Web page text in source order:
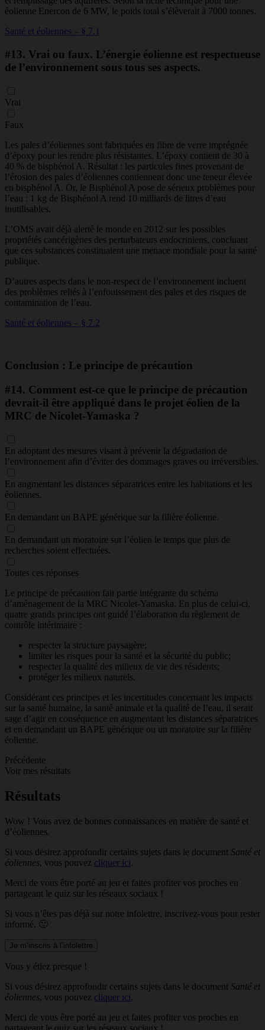
éolienne Enercon de 6 MW, le poids total s’élèverait à 7000 tonnes.
Santé et éoliennes – § 7.1
#13. Vrai ou faux. L’énergie éolienne est respectueuse
de l’environnement sous tous ses aspects.
Vrai
Faux
Les pales d’éoliennes sont fabriquées en fibre de verre imprégnée
d’époxy pour les rendre plus résistantes. L’époxy contient de 30 à
40 % de bisphénol A. Résultat : les particules fines provenant de
l’érosion des pales d’éoliennes contiennent donc une teneur élevée
en bisphénol A. Or, le Bisphénol A pose de sérieux problèmes pour
l’eau : 1 kg de Bisphénol A rend 10 milliards de litres d’eau
inutilisables.
L’OMS avait déjà alerté le monde en 2012 sur les possibles
propriétés cancérigènes des perturbateurs endocriniens, concluant
que ces substances constituaient une menace mondiale pour la santé
publique.
D’autres aspects dans le non-respect de l’environnement incluent
des problèmes reliés à l’enfouissement des pales et des risques de
contamination de l’eau.
Santé et éoliennes – § 7.2
Conclusion : Le principe de précaution
#14. Comment est-ce que le principe de précaution
devrait-il être appliqué dans le projet éolien de la
MRC de Nicolet-Yamaska ?
En adoptant des mesures visant à prévenir la dégradation de
l’environnement afin d’éviter des dommages graves ou irréversibles.
En augmentant les distances séparatrices entre les habitations et les
éoliennes.
En demandant un BAPE générique sur la filière éolienne.
En demandant un moratoire sur l’éolien le temps que plus de
recherches soient effectuées.
Toutes ces réponses
Le principe de précaution fait partie intégrante du schéma
d’aménagement de la MRC Nicolet-Yamaska. En plus de celui-ci,
quatre grands principes ont guidé l’élaboration du règlement de
contrôle intérimaire :
respecter la structure paysagère;
limiter les risques pour la santé et la sécurité du public;
respecter la qualité des milieux de vie des résidents;
protéger les milieux naturels.
Considérant ces principes et les incertitudes concernant les impacts
sur la santé humaine, la santé animale et la qualité de l’eau, il serait
sage d’agir en conséquence en augmentant les distances séparatrices
et en demandant un BAPE générique ou un moratoire sur la filière
éolienne.
Précédente
Voir mes résultats
Résultats
Wow ! Vous avez de bonnes connaissances en matière de santé et
d’éoliennes.
Si vous désirez approfondir certains sujets dans le document Santé et
éoliennes, vous pouvez cliquer ici.
Merci de vous être porté au jeu et faites profiter vos proches en
partageant le quiz sur les réseaux sociaux !
Si vous n’êtes pas déjà sur notre infolettre, inscrivez-vous pour rester
informé. 🙂
Je m’inscris à l’infolettre
Vous y étiez presque !
Si vous désirez approfondir certains sujets dans le document Santé et
éoliennes, vous pouvez cliquer ici.
Merci de vous être porté au jeu et faites profiter vos proches en
partageant le quiz sur les réseaux sociaux !